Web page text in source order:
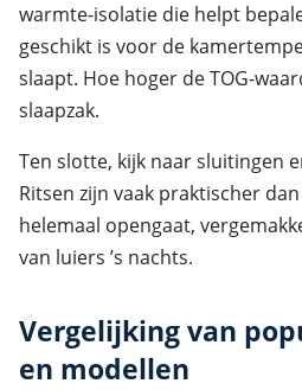
warmte-isolatie die helpt
geschikt is voor de
slaapt. Hoe hoger de TOG-
slaapzak.
Ten slotte, kijk naar sluitingen
Ritsen zijn vaak praktischer
helemaal opengaat,
van luiers ’s nachts.
Vergelijking van
en modellen